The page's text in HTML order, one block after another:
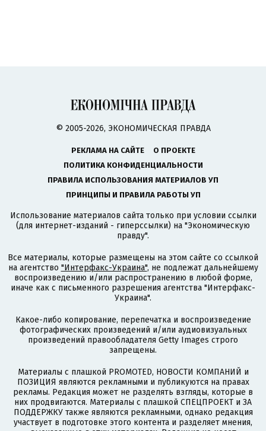
© 2005-2026, ЭКОНОМИЧЕСКАЯ ПРАВДА
РЕКЛАМА НА САЙТЕ
О ПРОЕКТЕ
ПОЛИТИКА КОНФИДЕНЦИАЛЬНОСТИ
ПРАВИЛА ИСПОЛЬЗОВАНИЯ МАТЕРИАЛОВ УП
ПРИНЦИПЫ И ПРАВИЛА РАБОТЫ УП
Использование материалов сайта только при условии ссылки
(для интернет-изданий - гиперссылки) на "Экономическую
правду".
Все материалы, которые размещены на этом сайте со ссылкой
на агентство "Интерфакс-Украина", не подлежат дальнейшему
воспроизведению и/или распространению в любой форме,
иначе как с письменного разрешения агентства "Интерфакс-
Украина".
Какое-либо копирование, перепечатка и воспроизведение
фотографических произведений и/или аудиовизуальных
произведений правообладателя Getty Images строго
запрещены.
Материалы с плашкой PROMOTED, НОВОСТИ КОМПАНИЙ и
ПОЗИЦИЯ являются рекламными и публикуются на правах
рекламы. Редакция может не разделять взгляды, которые в
них продвигаются. Материалы с плашкой СПЕЦПРОЕКТ и ЗА
ПОДДЕРЖКУ также являются рекламными, однако редакция
участвует в подготовке этого контента и разделяет мнения,